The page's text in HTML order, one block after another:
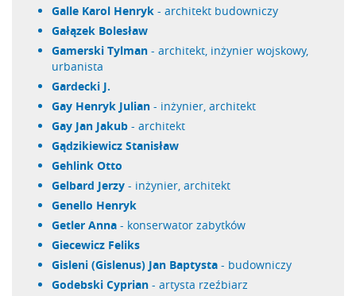
Galle Karol Henryk - architekt budowniczy
Gałązek Bolesław
Gamerski Tylman - architekt, inżynier wojskowy,
urbanista
Gardecki J.
Gay Henryk Julian - inżynier, architekt
Gay Jan Jakub - architekt
Gądzikiewicz Stanisław
Gehlink Otto
Gelbard Jerzy - inżynier, architekt
Genello Henryk
Getler Anna - konserwator zabytków
Giecewicz Feliks
Gisleni (Gislenus) Jan Baptysta - budowniczy
Godebski Cyprian - artysta rzeźbiarz